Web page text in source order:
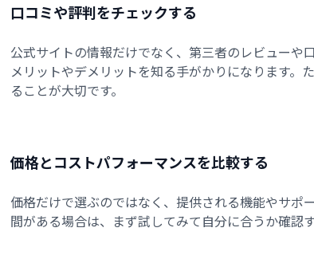
口コミや評判をチェックする
公式サイトの情報だけでなく、第三者のレビューや
メリットやデメリットを知る手がかりになります。
ることが大切です。
価格とコストパフォーマンスを比較する
価格だけで選ぶのではなく、提供される機能やサポ
間がある場合は、まず試してみて自分に合うか確認